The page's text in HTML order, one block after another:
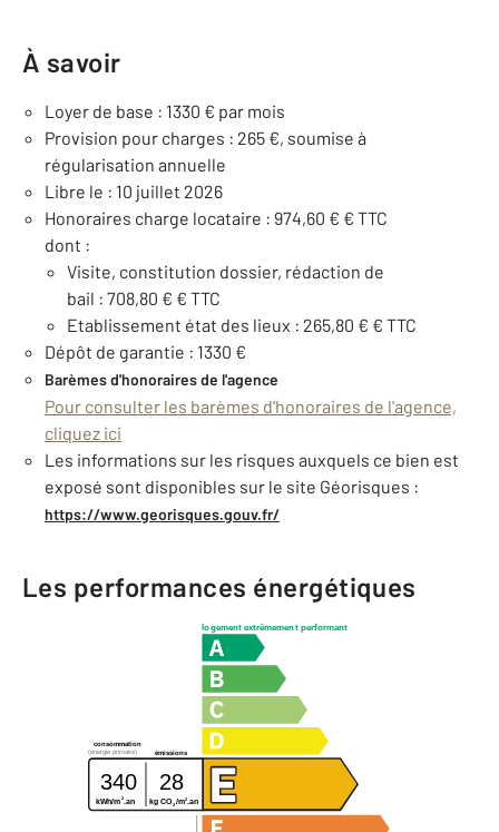
À savoir
Loyer de base : 1330 € par mois
Provision pour charges : 265 €, soumise à
régularisation annuelle
Libre le : 10 juillet 2026
Honoraires charge locataire : 974,60 € € TTC
dont :
Visite, constitution dossier, rédaction de
bail : 708,80 € € TTC
Etablissement état des lieux : 265,80 € € TTC
Dépôt de garantie : 1330 €
Barèmes d'honoraires de l'agence
Pour consulter les barèmes d'honoraires de l'agence,
cliquez ici
Les informations sur les risques auxquels ce bien est
exposé sont disponibles sur le site Géorisques :
https://www.georisques.gouv.fr/
Les performances énergétiques
logement extrêmement performant
consommation
émissions
(énergie primaire)
340 28
kWh/m2.an kg CO2/m2 .an